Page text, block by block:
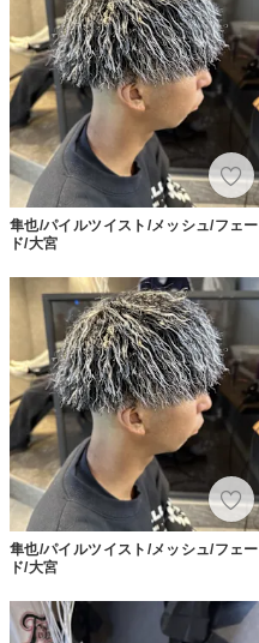
隼也/パイルツイスト/メッシュ/フェー
ド/大宮
隼也/パイルツイスト/メッシュ/フェー
ド/大宮